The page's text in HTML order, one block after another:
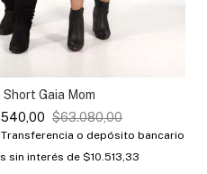
Short Gaia Mom
$63.080,00
Transferencia o depósito bancario
sin interés de$10.513,33